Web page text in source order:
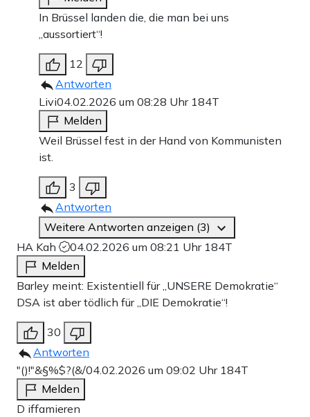
In Brüssel landen die, die man bei uns
„aussortiert“!
12
Antworten
Livi04.02.2026 um 08:28 Uhr 184T
Melden
Weil Brüssel fest in der Hand von Kommunisten
ist.
3
Antworten
Weitere Antworten anzeigen (3)
HA Kah
04.02.2026 um 08:21 Uhr 184T
Melden
Barley meint: Existentiell für „UNSERE Demokratie“
DSA ist aber tödlich für „DIE Demokratie“!
30
Antworten
"()!"&§%$?(&/04.02.2026 um 09:02 Uhr 184T
Melden
D iffamieren